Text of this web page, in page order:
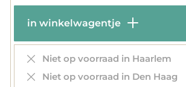
in winkelwagentje
Niet op voorraad in Haarlem
Niet op voorraad in Den Haag